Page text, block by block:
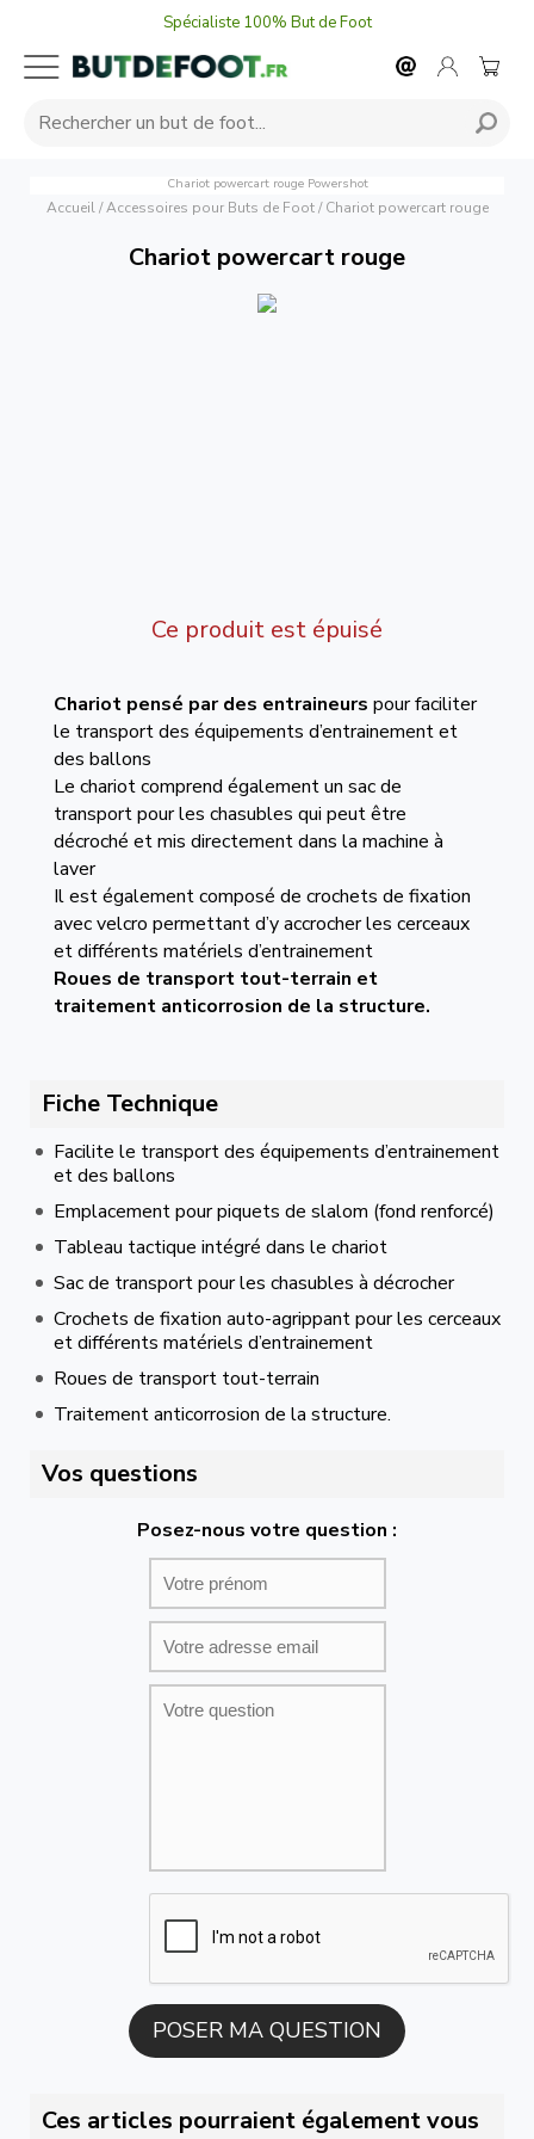
Spécialiste 100% But de Foot
Chariot powercart rouge Powershot
Accueil/ Accessoires pour Buts de Foot/ Chariot powercart rouge
Chariot powercart rouge
Ce produit est épuisé
Chariot pensé par des entraineurs pour faciliter
le transport des équipements d’entrainement et
des ballons
Le chariot comprend également un sac de
transport pour les chasubles qui peut être
décroché et mis directement dans la machine à
laver
Il est également composé de crochets de fixation
avec velcro permettant d’y accrocher les cerceaux
et différents matériels d’entrainement
Roues de transport tout-terrain et
traitement anticorrosion de la structure.
Fiche Technique
Facilite le transport des équipements d’entrainement
et des ballons
Emplacement pour piquets de slalom (fond renforcé)
Tableau tactique intégré dans le chariot
Sac de transport pour les chasubles à décrocher
Crochets de fixation auto-agrippant pour les cerceaux
et différents matériels d’entrainement
Roues de transport tout-terrain
Traitement anticorrosion de la structure.
Vos questions
Posez-nous votre question :
Ces articles pourraient également vous